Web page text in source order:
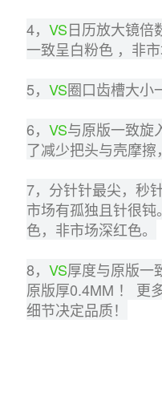
4，VS日历放大镜倍
一致呈白粉色 ，非
5，VS圈口齿槽大小
6，VS与原版一致旋
了减少把头与壳摩擦
7，分针针最尖，秒
市场有孤独且针很钝
色，非市场深红色。
8，VS厚度与原版一
原版厚0.4MM ！ 更
细节决定品质！